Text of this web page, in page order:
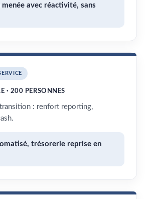
avec réactivité, sans
· 200 PERSONNES
: renfort reporting,
trésorerie reprise en